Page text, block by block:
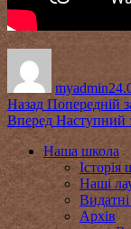
myadmin
Навігація
записів
Назад Попередній
запис:
Попередній
Вперед Наступний
запис:
Наступний
Наша школа
Історія
Наші
Видатні
Архів